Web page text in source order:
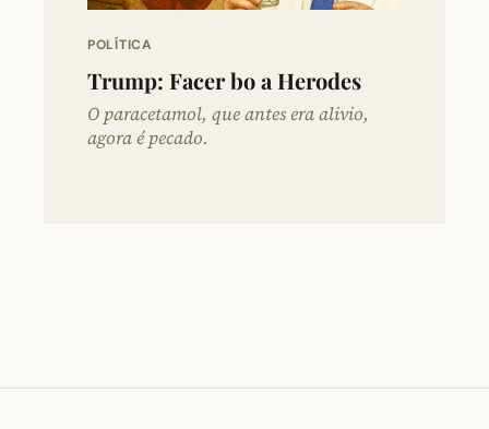
POLÍTICA
Trump: Facer bo a Herodes
O paracetamol, que antes era alivio,
agora é pecado.